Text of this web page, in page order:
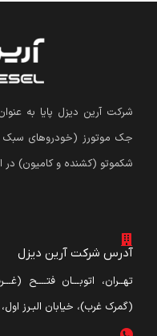
شرکت آرین دیزل پایا به
جک موتورز (خودروهای
شکموتو (کشنده و کامیون) در
آدرس شرکت آرین دیزل
تهــران، اتوبـــان فتــــح
(گمرک غرب)، خیابان البـرز اول،